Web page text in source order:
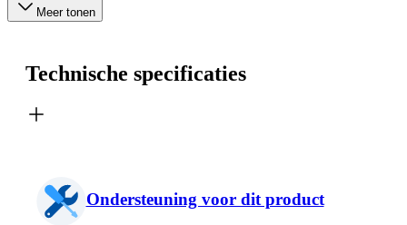
Meer tonen
Technische specificaties
Ondersteuning voor dit product